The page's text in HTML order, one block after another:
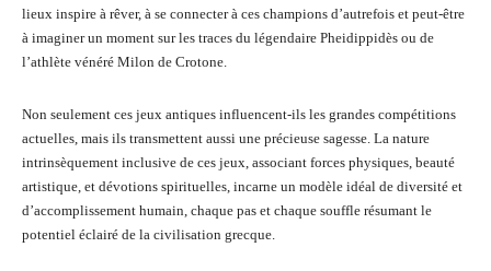
lieux inspire à rêver, à se connecter à ces champions d’autrefois et peut-être
à imaginer un moment sur les traces du légendaire Pheidippidès ou de
l’athlète vénéré Milon de Crotone.
Non seulement ces jeux antiques influencent-ils les grandes compétitions
actuelles, mais ils transmettent aussi une précieuse sagesse. La nature
intrinsèquement inclusive de ces jeux, associant forces physiques, beauté
artistique, et dévotions spirituelles, incarne un modèle idéal de diversité et
d’accomplissement humain, chaque pas et chaque souffle résumant le
potentiel éclairé de la civilisation grecque.